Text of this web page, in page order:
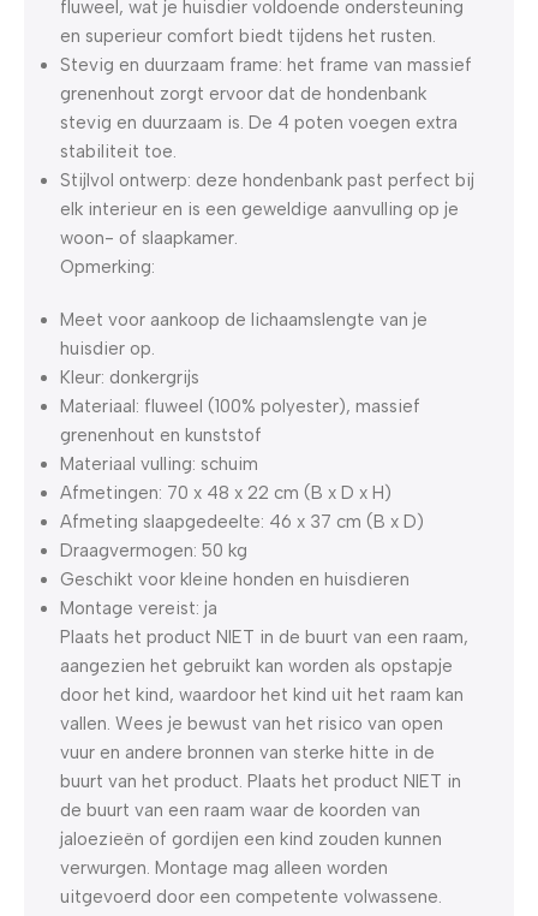
fluweel, wat je huisdier voldoende ondersteuning
en superieur comfort biedt tijdens het rusten.
Stevig en duurzaam frame: het frame van massief
grenenhout zorgt ervoor dat de hondenbank
stevig en duurzaam is. De 4 poten voegen extra
stabiliteit toe.
Stijlvol ontwerp: deze hondenbank past perfect bij
elk interieur en is een geweldige aanvulling op je
woon- of slaapkamer.
Opmerking:
Meet voor aankoop de lichaamslengte van je
huisdier op.
Kleur: donkergrijs
Materiaal: fluweel (100% polyester), massief
grenenhout en kunststof
Materiaal vulling: schuim
Afmetingen: 70 x 48 x 22 cm (B x D x H)
Afmeting slaapgedeelte: 46 x 37 cm (B x D)
Draagvermogen: 50 kg
Geschikt voor kleine honden en huisdieren
Montage vereist: ja
Plaats het product NIET in de buurt van een raam,
aangezien het gebruikt kan worden als opstapje
door het kind, waardoor het kind uit het raam kan
vallen. Wees je bewust van het risico van open
vuur en andere bronnen van sterke hitte in de
buurt van het product. Plaats het product NIET in
de buurt van een raam waar de koorden van
jaloezieën of gordijen een kind zouden kunnen
verwurgen. Montage mag alleen worden
uitgevoerd door een competente volwassene.